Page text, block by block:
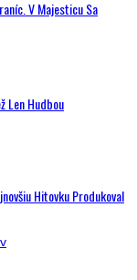
V Majesticu Sa
Len Hudbou
Hitovku Produkoval